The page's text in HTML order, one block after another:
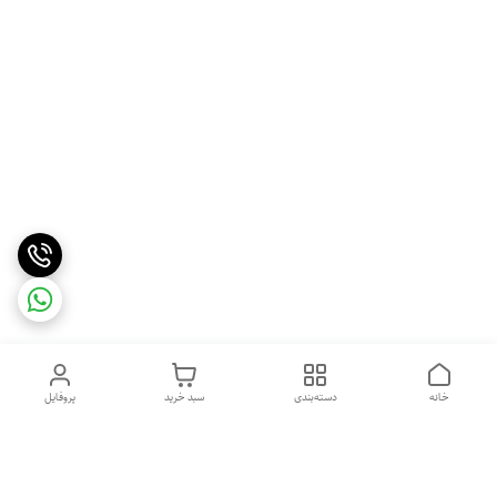
پروفایل سبد خرید دسته‌بندی خانه